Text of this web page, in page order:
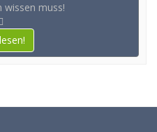
wissen muss!